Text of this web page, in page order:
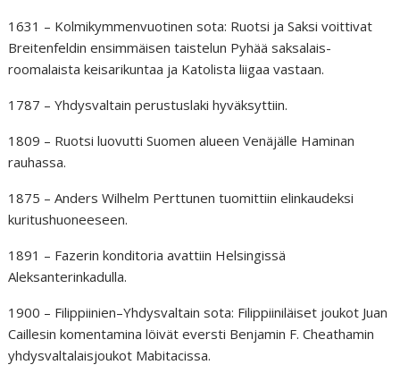
1631 – Kolmikymmenvuotinen sota: Ruotsi ja Saksi voittivat
Breitenfeldin ensimmäisen taistelun Pyhää saksalais-
roomalaista keisarikuntaa ja Katolista liigaa vastaan.
1787 – Yhdysvaltain perustuslaki hyväksyttiin.
1809 – Ruotsi luovutti Suomen alueen Venäjälle Haminan
rauhassa.
1875 – Anders Wilhelm Perttunen tuomittiin elinkaudeksi
kuritushuoneeseen.
1891 – Fazerin konditoria avattiin Helsingissä
Aleksanterinkadulla.
1900 – Filippiinien–Yhdysvaltain sota: Filippiiniläiset joukot Juan
Caillesin komentamina löivät eversti Benjamin F. Cheathamin
yhdysvaltalaisjoukot Mabitacissa.